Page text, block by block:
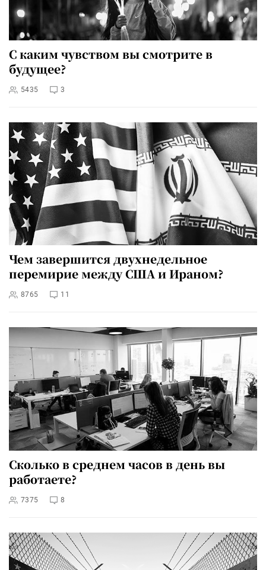
С каким чувством вы смотрите в
будущее?
5435 3
Чем завершится двухнедельное
перемирие между США и Ираном?
8765 11
Сколько в среднем часов в день вы
работаете?
7375 8